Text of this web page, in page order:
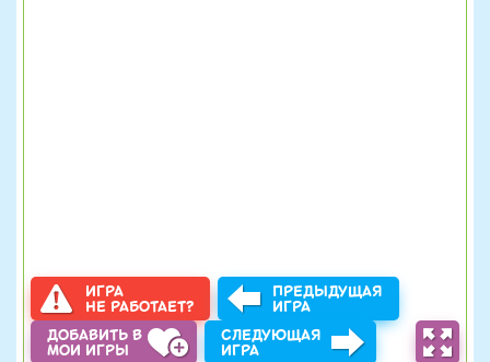
ИГРА
НЕ РАБОТАЕТ?
ПРЕДЫДУЩАЯ
ИГРА
ДОБАВИТЬ В
МОИ ИГРЫ
СЛЕДУЮЩАЯ
ИГРА